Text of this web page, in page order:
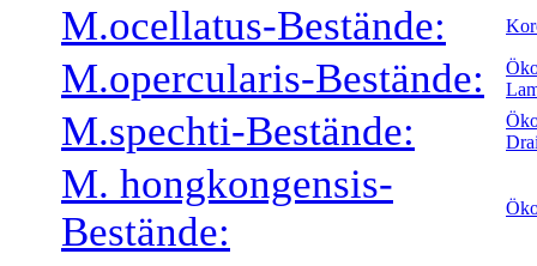
M.ocellatus-Bestände:
M.opercularis-Bestände:
M.spechti-Bestände:
M. hongkongensis-
Bestände: